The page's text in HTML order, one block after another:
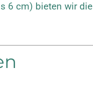
6 cm) bieten wir die